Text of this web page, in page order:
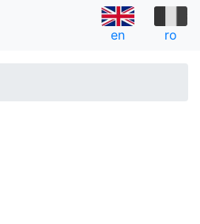
en ro